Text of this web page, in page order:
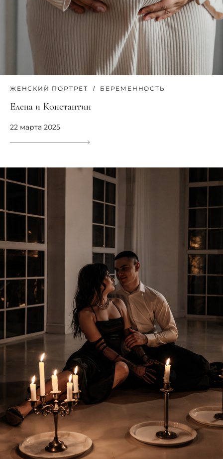
ЖЕНСКИЙ ПОРТРЕТ БЕРЕМЕННОСТЬ
Елена и Константин
22 марта 2025